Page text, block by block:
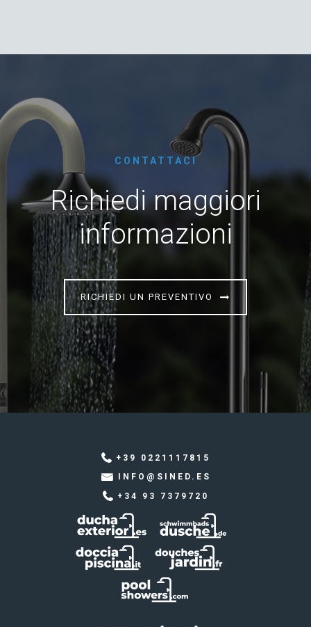
CONTATTACI
Richiedi maggiori
informazioni
RICHIEDI UN PREVENTIVO
+39 0221117815
INFO@SINED.ES
+34 93 7379720